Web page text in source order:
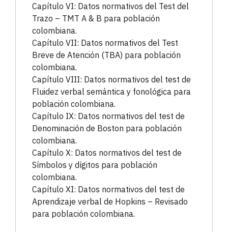
Capítulo VI: Datos normativos del Test del
Trazo – TMT A & B para población
colombiana.
Capítulo VII: Datos normativos del Test
Breve de Atención (TBA) para población
colombiana.
Capítulo VIII: Datos normativos del test de
Fluidez verbal semántica y fonológica para
población colombiana.
Capítulo IX: Datos normativos del test de
Denominación de Boston para población
colombiana.
Capítulo X: Datos normativos del test de
Símbolos y dígitos para población
colombiana.
Capítulo XI: Datos normativos del test de
Aprendizaje verbal de Hopkins – Revisado
para población colombiana.